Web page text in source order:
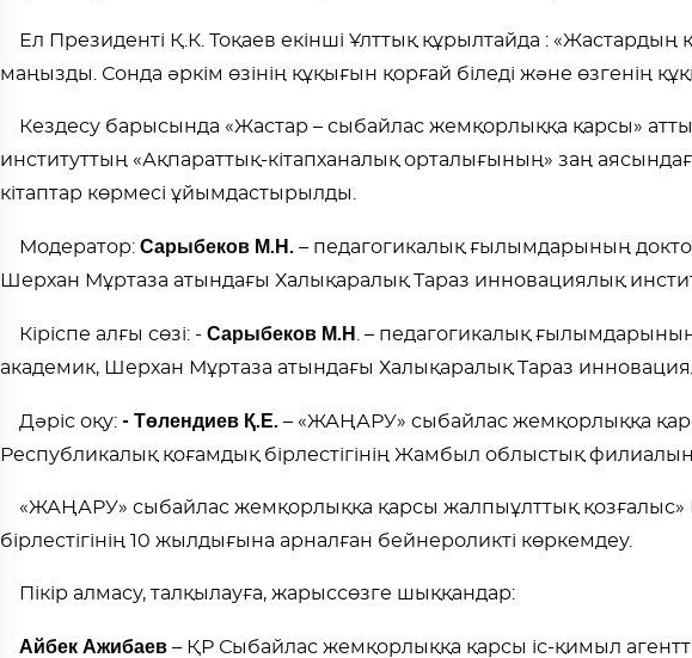
Ел Президенті Қ.К. Тоқаев екінші Ұлттық құрылтайда : «Жастардың
маңызды. Сонда әркім өзінің құқығын қорғай біледі және өзгенің
Кездесу барысында «Жастар – сыбайлас жемқорлыққа қарсы»
институттың «Ақпараттық-кітапханалық орталығының» заң
кітаптар көрмесі ұйымдастырылды.
Модератор:Сарыбеков М.Н. – педагогикалық ғылымдарының
Шерхан Мұртаза атындағы Халықаралық Тараз инновациялық
Кіріспе алғы сөзі: -Сарыбеков М.Н . – педагогикалық
академик, Шерхан Мұртаза атындағы Халықаралық Тараз
Дәріс оқу:- Төлендиев Қ.Е. – «ЖАҢАРУ» сыбайлас жемқорлыққа
Республикалық қоғамдық бірлестігінің Жамбыл облыстық
«ЖАҢАРУ» сыбайлас жемқорлыққа қарсы жалпыұлттық қозғалыс»
бірлестігінің 10 жылдығына арналған бейнероликті көркемдеу.
Пікір алмасу, талқылауға, жарыссөзге шыққандар:
Айбек Ажибаев – ҚР Сыбайлас жемқорлыққа қарсы іс-қимыл